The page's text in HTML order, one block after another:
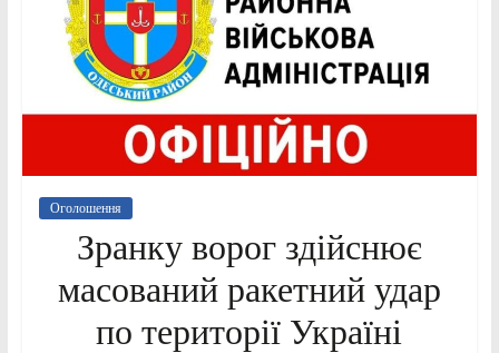
Оголошення
Зранку ворог здійснює
масований ракетний удар
по території Україні